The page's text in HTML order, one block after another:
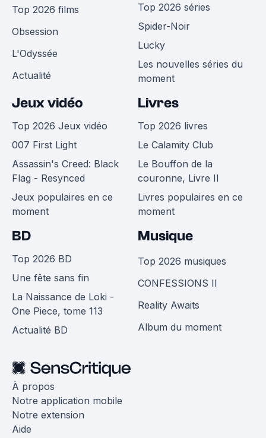
Top 2026 films
Obsession
L'Odyssée
Actualité
Top 2026 séries
Spider-Noir
Lucky
Les nouvelles séries du
moment
Jeux vidéo
Top 2026 Jeux vidéo
007 First Light
Assassin's Creed: Black
Flag - Resynced
Jeux populaires en ce
moment
Livres
Top 2026 livres
Le Calamity Club
Le Bouffon de la
couronne, Livre II
Livres populaires en ce
moment
BD
Top 2026 BD
Une fête sans fin
La Naissance de Loki -
One Piece, tome 113
Actualité BD
Musique
Top 2026 musiques
CONFESSIONS II
Reality Awaits
Album du moment
À propos
Notre application mobile
Notre extension
Aide